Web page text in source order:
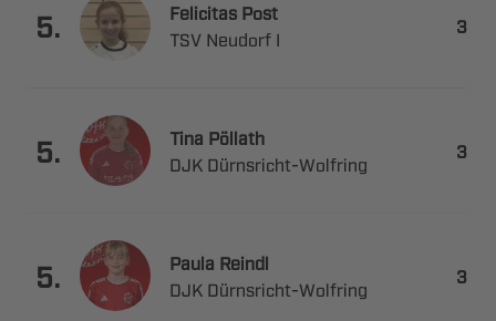
.
 
  

.
 
 ​

.
 
 ​
